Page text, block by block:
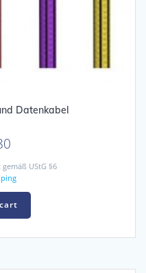
Datenkabel
UStG §6